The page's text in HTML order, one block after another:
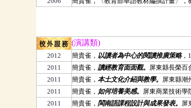
(演講類)
2012
簡貴雀， 以讀者為中心的閱讀推廣策略，
2011
簡貴雀， 讀經教育面面觀。 屏東縣長榮百
2011
簡貴雀， 本土文化介紹與教學。 屏東縣潮
2011
簡貴雀， 如何培養美感。 屏東商業技術學
2011
簡貴雀， 閩南語課程設計與成果發表。 屏